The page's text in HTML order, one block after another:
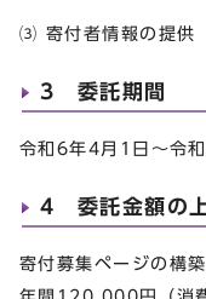
⑶ 寄付者情報の提
3 委託期間
令和6年4月1日～令
4 委託金額の
寄付募集ページの構